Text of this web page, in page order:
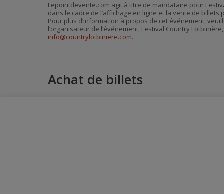
Lepointdevente.com agit à titre de mandataire pour
dans le cadre de l’affichage en ligne et la vente de billets
Pour plus d’information à propos de cet événement,
l’organisateur de l’événement, Festival Country
info@countrylotbiniere.com.
Achat de billets